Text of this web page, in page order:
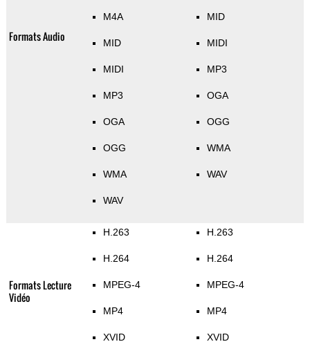
Formats Audio
M4A
MID
MIDI
MP3
OGA
OGG
WMA
WAV
MID
MIDI
MP3
OGA
OGG
WMA
WAV
Formats Lecture
Vidéo
H.263
H.264
MPEG-4
MP4
XVID
H.263
H.264
MPEG-4
MP4
XVID